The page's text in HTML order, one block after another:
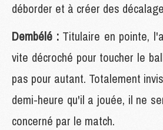
déborder et à créer des
Dembélé : Titulaire en pointe,
vite décroché pour toucher le
pas pour autant. Totalement
demi-heure qu'il a jouée, il ne
concerné par le match.